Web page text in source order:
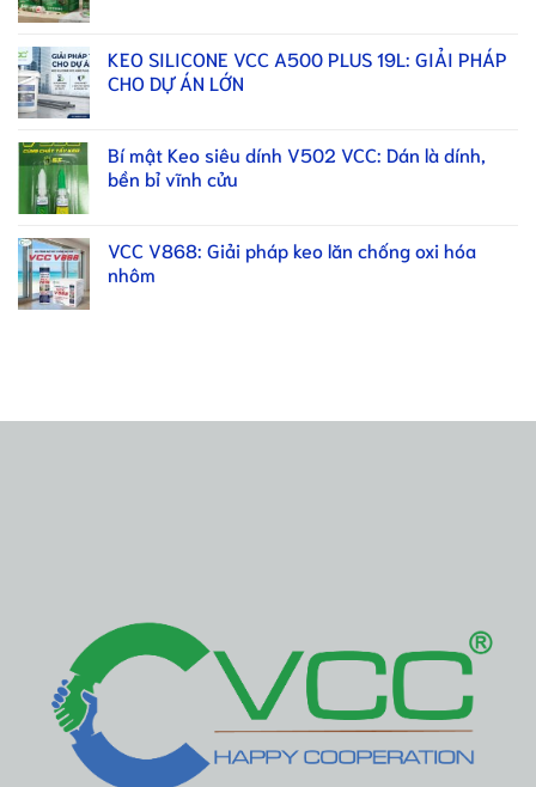
KEO SILICONE VCC A500 PLUS 19L: GIẢI PHÁP
CHO DỰ ÁN LỚN
Bí mật Keo siêu dính V502 VCC: Dán là dính,
bền bỉ vĩnh cửu
VCC V868: Giải pháp keo lăn chống oxi hóa
nhôm